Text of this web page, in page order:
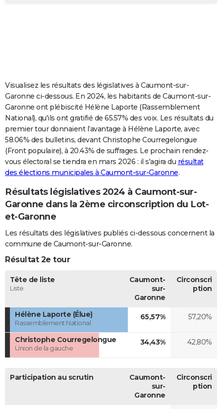
Carte de Noël
Carte Bonne année
Carte Saint-Valentin
Carte Pâques
Carte d'anniversaire
DICTIONNAIRE
Dictionnaire
Biographies
Citations
Expressions
Proverbes
PROGRAMME TV
COPAINS D'AVANT
S'inscrire
Se connecter
Lycées
Collèges
Primaires
Universités
Entreprises
Service militaire
Avis de recherche
AVIS DE DÉCÈS
FORUM
Bricolage
Lifestyle
Culture
Sport
Auto
Television
Voyage
Cinema
Visualisez les résultats des législatives à Caumont-sur-
Garonne ci-dessous. En 2024, les habitants de Caumont-sur-
Garonne ont plébiscité Hélène Laporte (Rassemblement
National), qu'ils ont gratifié de 65.57% des voix. Les résultats du
premier tour donnaient l’avantage à Hélène Laporte, avec
58.06% des bulletins, devant Christophe Courregelongue
(Front populaire), à 20.43% de suffrages. Le prochain rendez-
vous électoral se tiendra en mars 2026 : il s'agira du résultat
des élections municipales à Caumont-sur-Garonne.
Résultats législatives 2024 à Caumont-sur-
Garonne dans la 2ème circonscription du Lot-
et-Garonne
Les résultats des législatives publiés ci-dessous concernent la
commune de Caumont-sur-Garonne.
Résultat 2e tour
Tête de liste
Liste
Caumont-
sur-
Garonne
Circonscri
ption
Hélène Laporte (Élue)
Rassemblement National
65,57% 57,20%
Christophe Courregelongue
Union de la gauche
34,43% 42,80%
Participation au scrutin
Caumont-
sur-
Garonne
Circonscri
ption